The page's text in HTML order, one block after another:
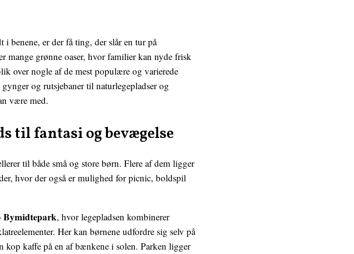
benene, er der få ting, der slår en tur på
mange grønne oaser, hvor familier kan nyde frisk
over nogle af de mest populære og varierede
og rutsjebaner til naturlegepladser og
være med.
til fantasi og bevægelse
til både små og store børn. Flere af dem ligger
hvor der også er mulighed for picnic, boldspil
Bymidtepark, hvor legepladsen kombinerer
Her kan børnene udfordre sig selv på
kop kaffe på en af bænkene i solen. Parken ligger